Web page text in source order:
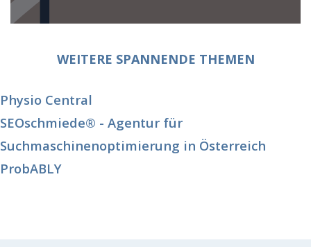
WEITERE SPANNENDE THEMEN
Physio Central
SEOschmiede® - Agentur für
Suchmaschinenoptimierung in Österreich
ProbABLY